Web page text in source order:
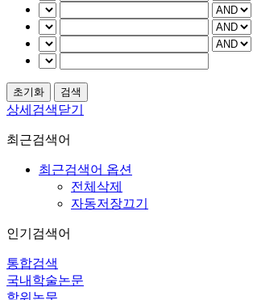
상세검색닫기
최근검색어
최근검색어 옵션
전체삭제
자동저장끄기
인기검색어
통합검색
국내학술논문
학위논문